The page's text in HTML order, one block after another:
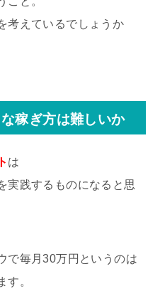
考えているでしょうか
稼ぎ方は難しいか
は
実践するものになると思
で毎月30万円というのは
す。